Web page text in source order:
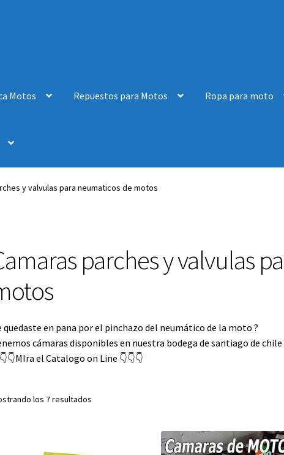
Motos Repuestos para Motos Ropa para moto
y valvulas para neumaticos de motos
parches y valvulas
quedaste en pana por el pinchazo del neumático de la moto ?
cámaras disponibles en nuestra bodega de santiago de chile
el Catalogo on Line 👇​👇​👇​
los 7 resultados